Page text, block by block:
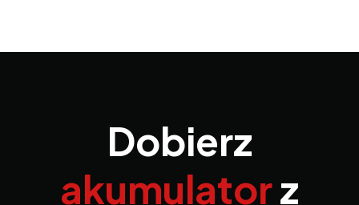
Dobierz
akumulatorz